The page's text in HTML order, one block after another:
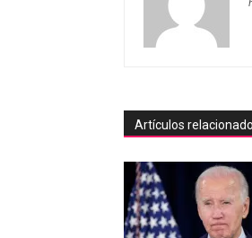
Artículos